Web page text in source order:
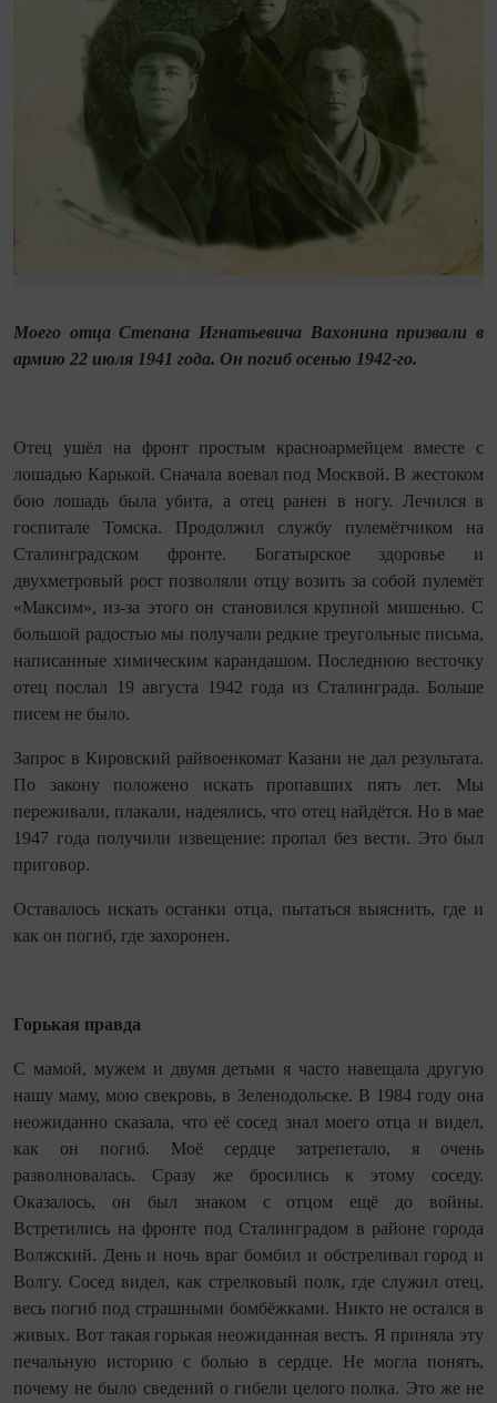
Моего отца Степана Игнатьевича Вахонина призвали в
армию 22 июля 1941 года. Он погиб осенью 1942-го.
Отец ушёл на фронт простым красноармейцем вместе с
лошадью Карькой. Сначала воевал под Москвой. В жестоком
бою лошадь была убита, а отец ранен в ногу. Лечился в
госпитале Томска. Продолжил службу пулемётчиком на
Сталинградском фронте. Богатырское здоровье и
двухметровый рост позволяли отцу возить за собой пулемёт
«Максим», из-за этого он становился крупной мишенью. С
большой радостью мы получали редкие треугольные письма,
написанные химическим карандашом. Последнюю весточку
отец послал 19 августа 1942 года из Сталинграда. Больше
писем не было.
Запрос в Кировский райвоенкомат Казани не дал результата.
По закону положено искать пропавших пять лет. Мы
переживали, плакали, надеялись, что отец найдётся. Но в мае
1947 года получили извещение: пропал без вести. Это был
приговор.
Оставалось искать останки отца, пытаться выяснить, где и
как он погиб, где захоронен.
Горькая правда
С мамой, мужем и двумя детьми я часто навещала другую
нашу маму, мою свекровь, в Зеленодольске. В 1984 году она
неожиданно сказала, что её сосед знал моего отца и видел,
как он погиб. Моё сердце затрепетало, я очень
разволновалась. Сразу же бросились к этому соседу.
Оказалось, он был знаком с отцом ещё до войны.
Встретились на фронте под Сталинградом в районе города
Волжский. День и ночь враг бомбил и обстреливал город и
Волгу. Сосед видел, как стрелковый полк, где служил отец,
весь погиб под страшными бомбёжками. Никто не остался в
живых. Вот такая горькая неожиданная весть. Я приняла эту
печальную историю с болью в сердце. Не могла понять,
почему не было сведений о гибели целого полка. Это же не